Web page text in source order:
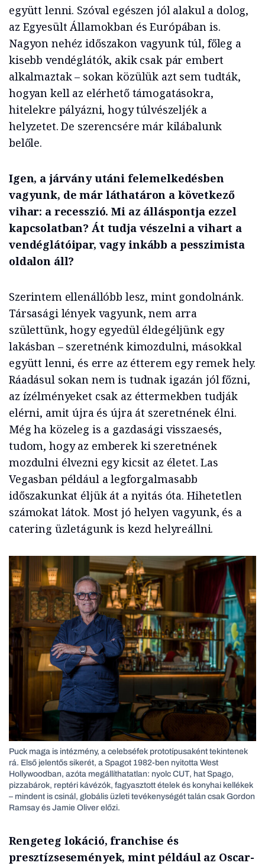
együtt lenni. Szóval egészen jól alakul a dolog,
az Egyesült Államokban és Európában is.
Nagyon nehéz időszakon vagyunk túl, főleg a
kisebb vendéglátók, akik csak pár embert
alkalmaztak – sokan közülük azt sem tudták,
hogyan kell az elérhető támogatásokra,
hitelekre pályázni, hogy túlvészeljék a
helyzetet. De szerencsére már kilábalunk
belőle.
Igen, a járvány utáni felemelkedésben
vagyunk, de már láthatáron a következő
vihar: a recesszió. Mi az álláspontja ezzel
kapcsolatban? Át tudja vészelni a vihart a
vendéglátóipar, vagy inkább a pesszimista
oldalon áll?
Szerintem ellenállóbb lesz, mint gondolnánk.
Társasági lények vagyunk, nem arra
születtünk, hogy egyedül éldegéljünk egy
lakásban – szeretnénk kimozdulni, másokkal
együtt lenni, és erre az étterem egy remek hely.
Ráadásul sokan nem is tudnak igazán jól főzni,
az ízélményeket csak az éttermekben tudják
elérni, amit újra és újra át szeretnének élni.
Még ha közeleg is a gazdasági visszaesés,
tudom, hogy az emberek ki szeretnének
mozdulni élvezni egy kicsit az életet. Las
Vegasban például a legforgalmasabb
időszakunkat éljük át a nyitás óta. Hihetetlen
számokat látok. Most jó helyen vagyunk, és a
catering üzletágunk is kezd helyreállni.
Puck maga is intézmény, a celebséfek prototípusaként tekintenek
rá. Első jelentős sikerét, a Spagot 1982-ben nyitotta West
Hollywoodban, azóta megállíthatatlan: nyolc CUT, hat Spago,
pizzabárok, reptéri kávézók, fagyasztott ételek és konyhai kellékek
– mindent is csinál, globális üzleti tevékenységét talán csak Gordon
Ramsay és Jamie Oliver előzi.
Rengeteg lokáció, franchise és
presztízsesemények, mint például az Oscar-